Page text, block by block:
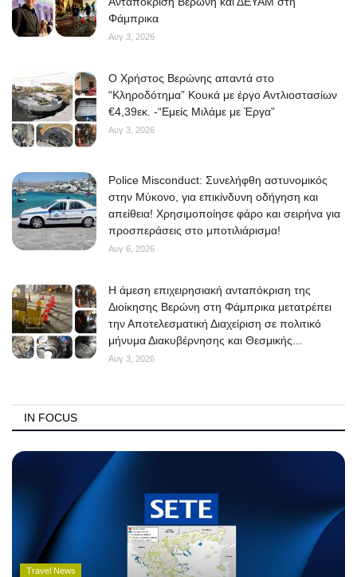
Φάμπρικα
Αυγ 3, 2026
O Χρήστος Βερώνης απαντά στο
“Κληροδότημα” Κουκά με έργο Αντλιοστασίων
€4,39εκ. -“Εμείς Μιλάμε με Έργα”
Αυγ 3, 2026
Police Misconduct: Συνελήφθη αστυνομικός
στην Μύκονο, για επικίνδυνη οδήγηση και
απείθεια! Χρησιμοποίησε φάρο και σειρήνα για
προσπεράσεις στο μποτιλιάρισμα!
Αυγ 6, 2026
Η άμεση επιχειρησιακή ανταπόκριση της
Διοίκησης Βερώνη στη Φάμπρικα μετατρέπει
την Αποτελεσματική Διαχείριση σε πολιτικό
μήνυμα Διακυβέρνησης και Θεσμικής...
Αυγ 3, 2026
IN FOCUS
Travel News